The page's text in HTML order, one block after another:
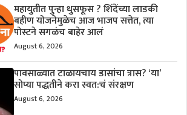
महायुतीत पुन्हा धुसफूस ? शिंदेंच्या लाडकी
बहीण योजनेमुळेच आज भाजप सत्तेत, त्या
पोस्टने सगळंच बाहेर आलं
August 6, 2026
पावसाळ्यात टाळायचाय डासांचा त्रास? ‘या’
सोप्या पद्धतीने करा स्वत:चं संरक्षण
August 6, 2026